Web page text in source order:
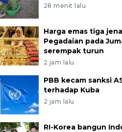
28 menit lalu
Harga emas tiga
Pegadaian pada
serempak turun
2 jam lalu
PBB kecam sanksi
terhadap Kuba
2 jam lalu
RI-Korea bangun